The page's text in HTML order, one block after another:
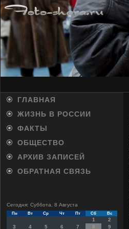
ГЛАВНАЯ
ЖИЗНЬ В РОССИИ
ФАКТЫ
ОБЩЕСТВО
АРХИВ ЗАПИСЕЙ
ОБРАТНАЯ СВЯЗЬ
Сегодня: Суббота, 8 Августа
Пн Вт Ср Чт Пт Сб Вс
1
2
3
4 5 6 7 8 9